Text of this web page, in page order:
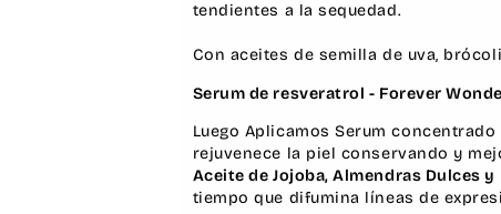
tendientes a la sequedad.
Con aceites de semilla de uva,
Serum de resveratrol - Forever
Luego AplicamosSerum concentrado
rejuvenece la piel conservando y
Aceite de Jojoba, Almendras Dulces
tiempo que difumina líneas de